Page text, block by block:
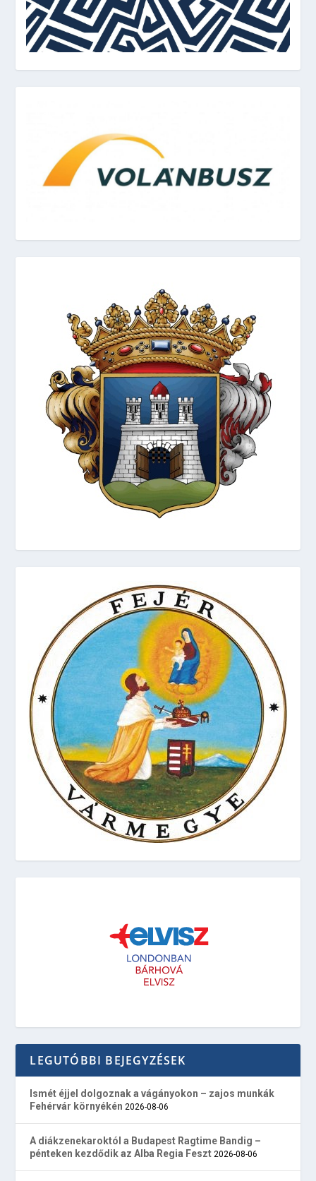
LEGUTÓBBI BEJEGYZÉSEK
Ismét éjjel dolgoznak a vágányokon – zajos munkák
Fehérvár környékén 2026-08-06
A diákzenekaroktól a Budapest Ragtime Bandig –
pénteken kezdődik az Alba Regia Feszt 2026-08-06